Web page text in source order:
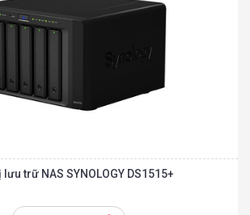
trữ NAS SYNOLOGY DS1515+